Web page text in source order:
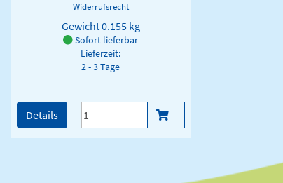
Widerrufsrecht
Gewicht0.155 kg
Sofort lieferbar
Lieferzeit:
2 - 3 Tage
Details